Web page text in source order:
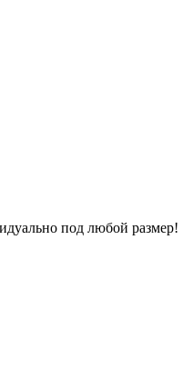
под любой размер!